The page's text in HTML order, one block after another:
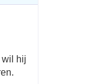
wil hij